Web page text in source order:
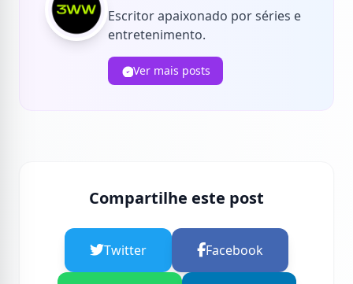
Escritor apaixonado por séries e
entretenimento.
Ver mais posts
Compartilhe este post
Twitter Facebook